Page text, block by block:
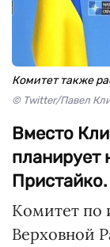
Комитет также
© Twitter/Павел
Вместо
планирует
Пристайко.
Комитет по
Верховной